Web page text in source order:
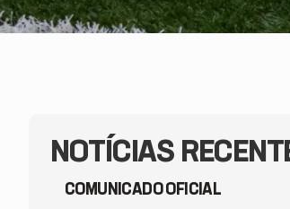
NOTÍCIAS
COMUNICADO OFICIAL